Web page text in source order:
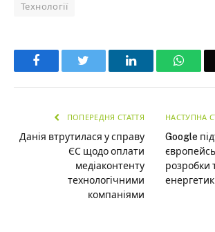
Технології
Facebook LinkedIn
ПОПЕРЕДНЯ СТАТТЯ
Данія втрутилася у справу
ЄС щодо оплати
медіаконтенту
технологічними
компаніями
НАСТУПНА
Google
розробки